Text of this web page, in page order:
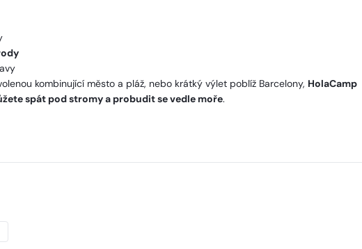
kombinující město a pláž, nebo krátký výlet poblíž Barcelony, HolaCamp
spát pod stromy a probudit se vedle moře.